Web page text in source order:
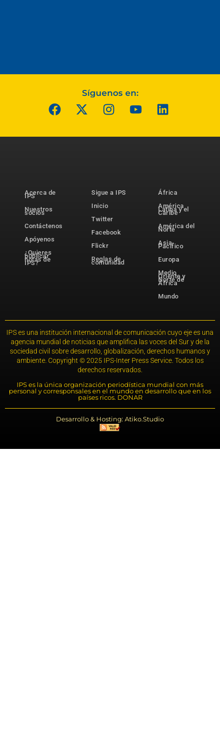
Síguenos en:
Acerca de
IPS
Nuestros
socios
Contáctenos
Apóyenos
¿Quieres
publicar
notas de
IPS?
Sigue a IPS
Inicio
Twitter
Facebook
Flickr
Reglas de
comunidad
África
América
Latina y el
Caribe
América del
Norte
Asia-
Pacífico
Europa
Medio
Oriente y
Norte de
África
Mundo
IPS es una institución internacional de comunicación cuyo eje es una
agencia mundial de noticias que amplifica las voces del Sur y de la
sociedad civil sobre desarrollo, globalización, derechos humanos y
ambiente. Copyright © 2025 IPS-Inter Press Service. Todos los
derechos reservados.
IPS es la única organización periodística mundial con más
personal y corresponsales en el mundo en desarrollo que en los
países ricos. DONAR
Desarrollo & Hosting: Atiko.Studio